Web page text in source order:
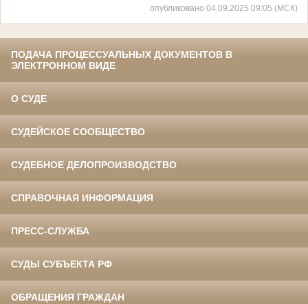
опубликовано 04.09.2025 09:05 (МСК)
ПОДАЧА ПРОЦЕССУАЛЬНЫХ ДОКУМЕНТОВ В
ЭЛЕКТРОННОМ ВИДЕ
О СУДЕ
СУДЕЙСКОЕ СООБЩЕСТВО
СУДЕБНОЕ ДЕЛОПРОИЗВОДСТВО
СПРАВОЧНАЯ ИНФОРМАЦИЯ
ПРЕСС-СЛУЖБА
СУДЫ СУБЪЕКТА РФ
ОБРАЩЕНИЯ ГРАЖДАН